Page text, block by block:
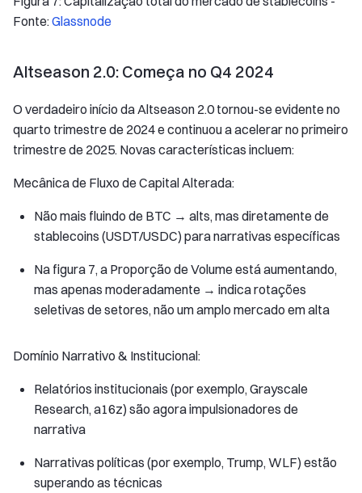
Fonte:Glassnode
Altseason 2.0: Começa no Q4 2024
O verdadeiro início da Altseason 2.0 tornou-se evidente no
quarto trimestre de 2024 e continuou a acelerar no primeiro
trimestre de 2025. Novas características incluem:
Mecânica de Fluxo de Capital Alterada:
Não mais fluindo de BTC → alts, mas diretamente de
stablecoins (USDT/USDC) para narrativas específicas
Na figura 7, a Proporção de Volume está aumentando,
mas apenas moderadamente → indica rotações
seletivas de setores, não um amplo mercado em alta
Domínio Narrativo & Institucional:
Relatórios institucionais (por exemplo, Grayscale
Research, a16z) são agora impulsionadores de
narrativa
Narrativas políticas (por exemplo, Trump, WLF) estão
superando as técnicas